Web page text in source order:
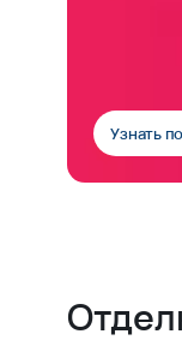
Узнать